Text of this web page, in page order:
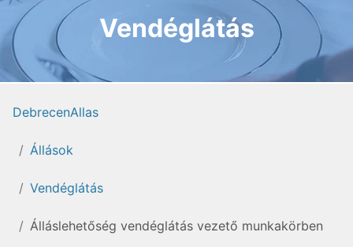
Vendéglátás
DebrecenAllas
Állások
Vendéglátás
Álláslehetőség vendéglátás vezető munkakörben